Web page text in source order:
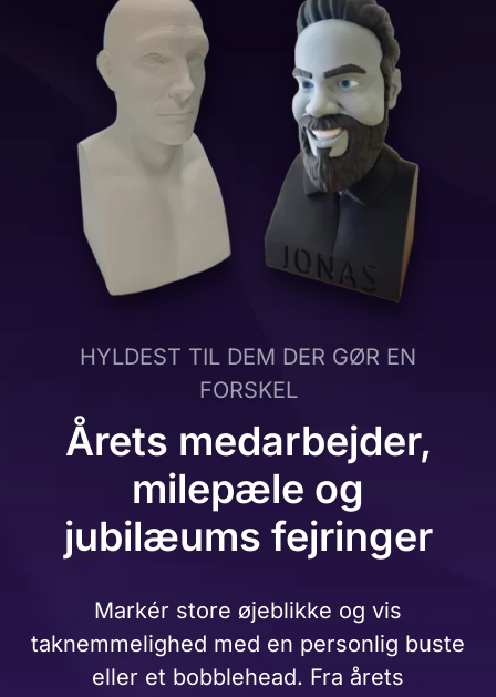
HYLDEST TIL DEM DER GØR EN
FORSKEL
Årets medarbejder,
milepæle og
jubilæums fejringer
Markér store øjeblikke og vis
taknemmelighed med en personlig buste
eller et bobblehead. Fra årets